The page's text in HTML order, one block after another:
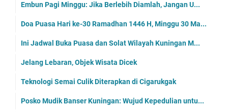
Embun Pagi Minggu: Jika Berlebih Diamlah, Jangan U...
Doa Puasa Hari ke-30 Ramadhan 1446 H, Minggu 30 Ma...
Ini Jadwal Buka Puasa dan Solat Wilayah Kuningan M...
Jelang Lebaran, Objek Wisata Dicek
Teknologi Semai Culik Diterapkan di Cigarukgak
Posko Mudik Banser Kuningan: Wujud Kepedulian untu...